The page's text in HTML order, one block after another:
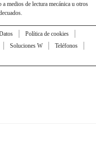
medios de lectura mecánica u otros
Política de cookies
Soluciones W
Teléfonos